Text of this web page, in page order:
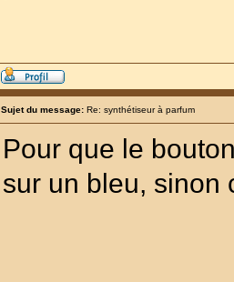
Sujet du message: Re: synthétiseur à parfum
Pour que le
sur un bleu, sinon